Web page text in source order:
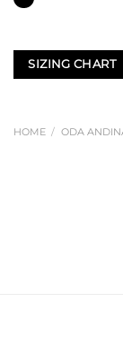
SIZING CHART
HOME / ODA